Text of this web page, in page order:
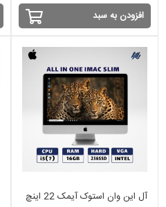
افزودن به سبد
آل این وان استوک آیمک 22 اینچ